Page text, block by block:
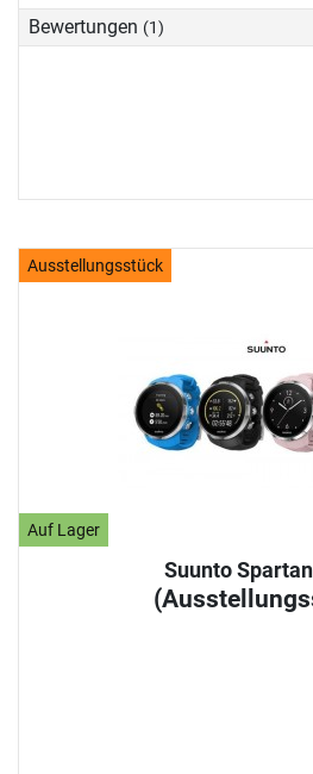
Bewertungen (1)
Ausstellungsstück
Auf Lager
Suunto